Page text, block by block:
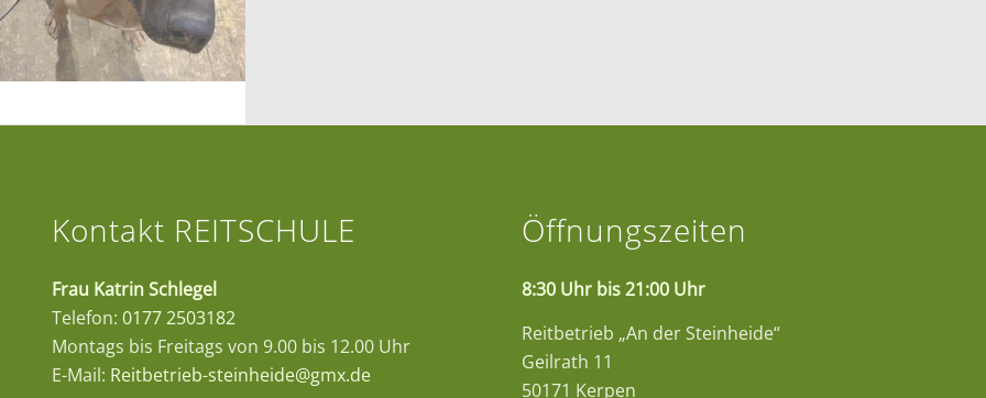
Kontakt REITSCHULE
Frau Katrin Schlegel
Telefon: 0177 2503182
Montags bis Freitags von 9.00 bis 12.00 Uhr
E-Mail: Reitbetrieb-steinheide@gmx.de
Öffnungszeiten
8:30 Uhr bis 21:00 Uhr
Reitbetrieb „An der Steinheide“
Geilrath 11
50171 Kerpen